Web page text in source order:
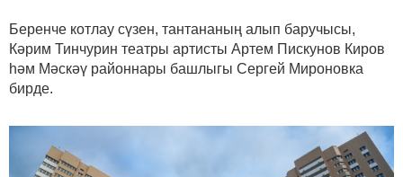
Беренче котлау сүзен, тантананың алып баручысы,
Кәрим Тинчурин театры артисты Артем Пискунов Киров
һәм Мәскәү районнары башлыгы Сергей Мироновка
бирде.